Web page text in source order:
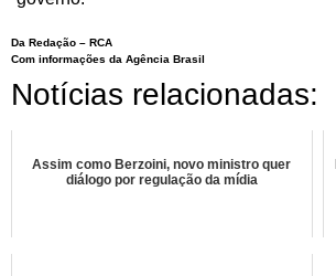
Da Redação – RCA
Com informações da Agência Brasil
Notícias relacionadas:
Assim como Berzoini, novo ministro quer
diálogo por regulação da mídia